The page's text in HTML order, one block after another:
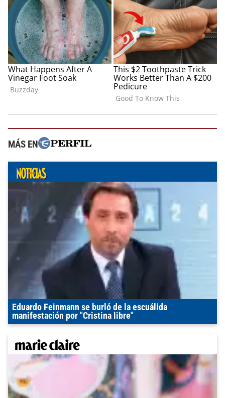
MÁS EN
Eduardo Feinmann se burló de la escuálida
manifestación por "Cristina libre"